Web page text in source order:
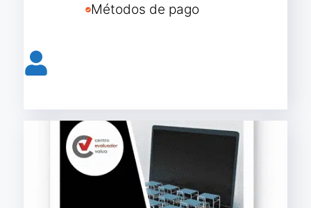
Métodos de pago